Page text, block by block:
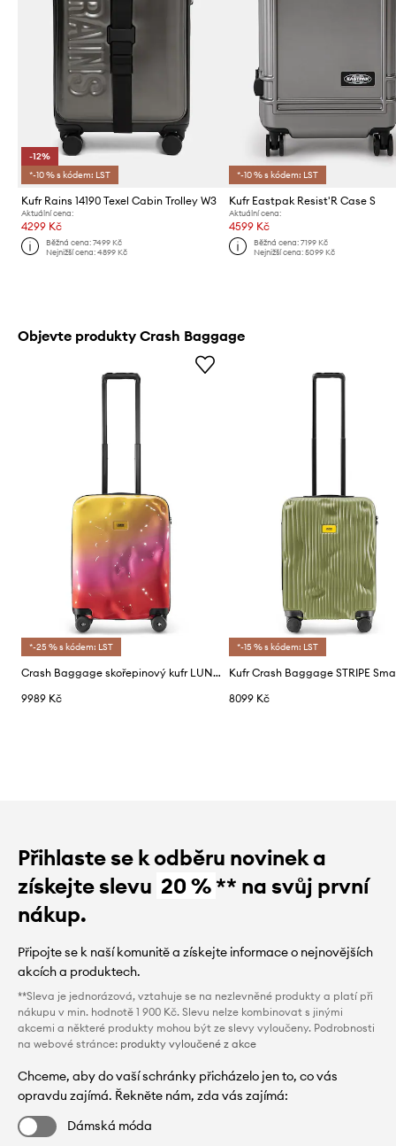
-12%
*-10 % s kódem: LST
Kufr Rains 14190 Texel Cabin Trolley W3
Aktuální cena:
4299 Kč
Běžná cena:7499 Kč
Nejnižší cena:4899 Kč
*-10 % s kódem: LST
Kufr Eastpak Resist'R Case S
Aktuální cena:
4599 Kč
Běžná cena: 7199 Kč
Nejnižší cena: 5099 Kč
Objevte produkty Crash Baggage
*-25 % s kódem: LST
Crash Baggage skořepinový kufr LUNAR Small size 55x40x22 cm
9989 Kč
*-15 % s kódem: LST
8099 Kč
Přihlaste se k odběru novinek a
získejte slevu 20 %** na svůj první
nákup.
Připojte se k naší komunitě a získejte informace o nejnovějších
akcích a produktech.
**Sleva je jednorázová, vztahuje se na nezlevněné produkty a platí při
nákupu v min. hodnotě 1 900 Kč. Slevu nelze kombinovat s jinými
akcemi a některé produkty mohou být ze slevy vyloučeny. Podrobnosti
na webové stránce: produkty vyloučené z akce
Chceme, aby do vaší schránky přicházelo jen to, co vás
opravdu zajímá. Řekněte nám, zda vás zajímá:
Dámská móda